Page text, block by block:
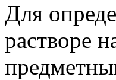
Для
растворе